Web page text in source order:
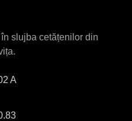
slujba cetățenilor din
A